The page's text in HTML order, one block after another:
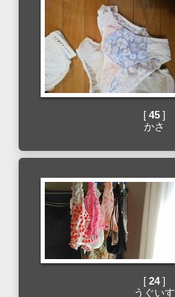
[ 45]
かさ
[ 24]
うぐいす